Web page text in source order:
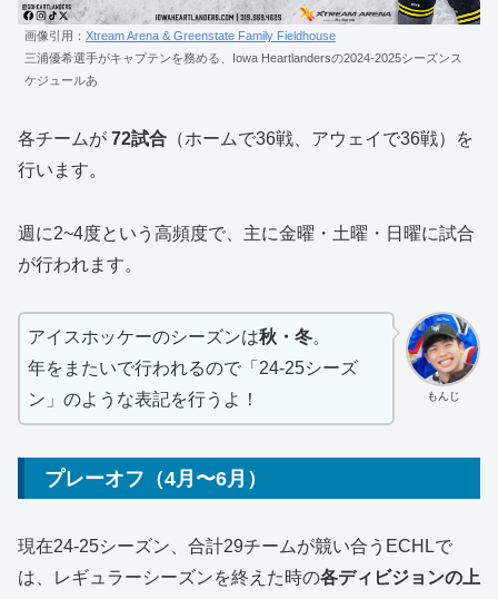
画像引用： Xtream Arena & Greenstate Family Fieldhouse
三浦優希選手がキャプテンを務める、Iowa Heartlandersの2024-2025シーズンス
ケジュールあ
各チームが 72試合 （ホームで36戦、アウェイで36戦）を
行います。
週に2~4度という高頻度で、主に金曜・土曜・日曜に試合
が行われます。
もんじ
アイスホッケーのシーズンは秋・冬。
年をまたいで行われるので「24-25シーズ
ン」のような表記を行うよ！
プレーオフ（4月〜6月）
現在24-25シーズン、合計29チームが競い合うECHLで
は、レギュラーシーズンを終えた時の各ディビジョンの上